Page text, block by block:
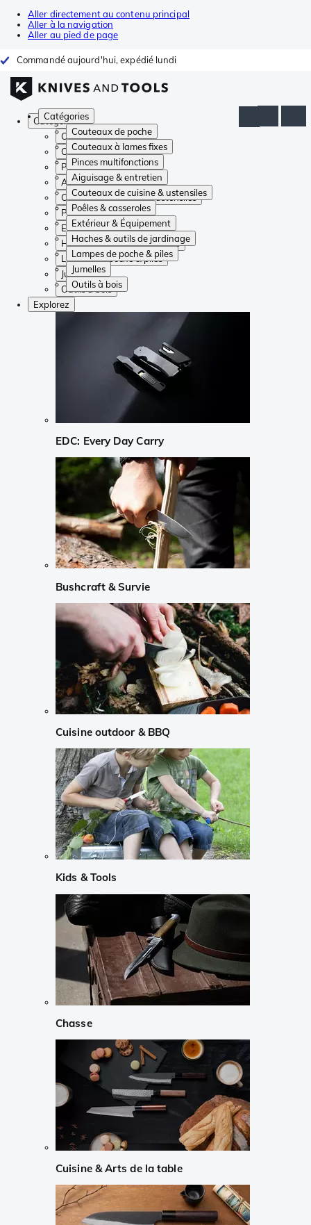
Aller directement au contenu principal
Aller à la navigation
Aller au pied de page
Commandé aujourd'hui, expédié lundi
Catégories
Couteaux de poche
Couteaux à lames fixes
Pinces multifonctions
Aiguisage & entretien
Couteaux de cuisine & ustensiles
Poêles & casseroles
Extérieur & Équipement
Haches & outils de jardinage
Lampes de poche & piles
Jumelles
Outils à bois
Catégories
Couteaux de poche
Couteaux à lames fixes
Pinces multifonctions
Aiguisage & entretien
Couteaux de cuisine & ustensiles
Poêles & casseroles
Extérieur & Équipement
Haches & outils de jardinage
Lampes de poche & piles
Jumelles
Outils à bois
Explorez
EDC: Every Day Carry
Bushcraft & Survie
Cuisine outdoor & BBQ
Kids & Tools
Chasse
Cuisine & Arts de la table